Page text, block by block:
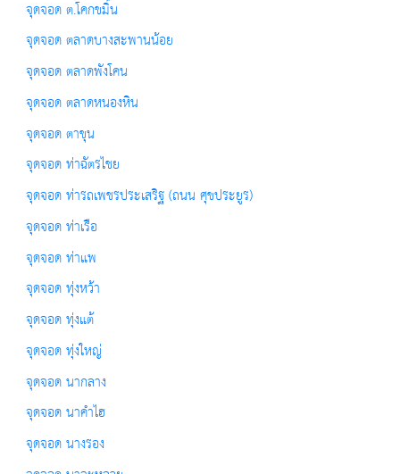
จุดจอด ต.โคกขมิ้น
จุดจอด ตลาดบางสะพานน้อย
จุดจอด ตลาดพังโคน
จุดจอด ตลาดหนองหิน
จุดจอด ตาขุน
จุดจอด ท่าฉัตรไชย
จุดจอด ท่ารถเพชรประเสริฐ (ถนน ศุขประยูร)
จุดจอด ท่าเรือ
จุดจอด ท่าแพ
จุดจอด ทุ่งหว้า
จุดจอด ทุ่งแต้
จุดจอด ทุ่งใหญ่
จุดจอด นากลาง
จุดจอด นาคำไฮ
จุดจอด นางรอง